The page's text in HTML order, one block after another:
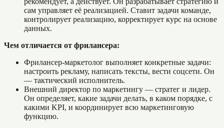
сам управляет её реализацией. Ставит задачи команде,
контролирует реализацию, корректирует курс на основе
данных.
Чем отличается от фрилансера:
Фрилансер-маркетолог выполняет конкретные задачи:
настроить рекламу, написать тексты, вести соцсети. Он
— тактический исполнитель.
Внешний директор по маркетингу — стратег и лидер.
Он определяет, какие задачи делать, в каком порядке, с
какими KPI, и координирует всю маркетинговую
функцию.